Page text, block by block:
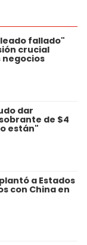
fallado"
crucial
negocios
dar
de $4
están"
a Estados
con China en